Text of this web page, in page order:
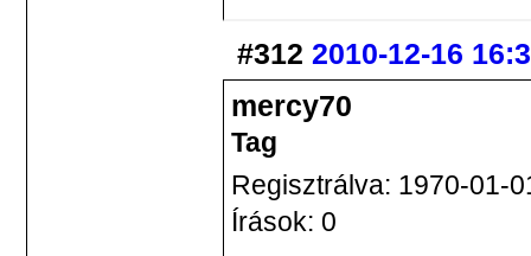
#312 2010-12-16
mercy70
Tag
Regisztrálva: 1970-01-
Írások: 0